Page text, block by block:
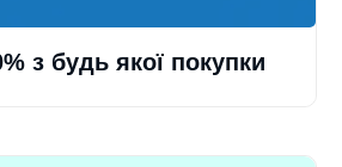
з будь якої покупки